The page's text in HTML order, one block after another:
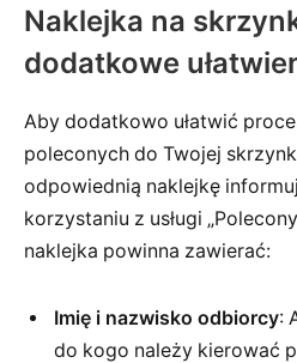
Naklejka na
dodatkowe
Aby dodatkowo ułatwić
poleconych do Twojej
odpowiednią naklejkę
korzystaniu z usługi
naklejka powinna zawierać:
Imię i nazwisko odbiorcy:
do kogo należy kierować